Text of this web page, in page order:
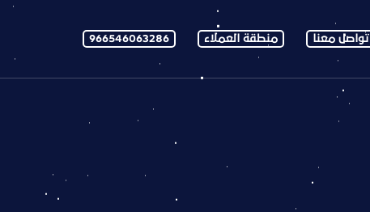
تواصل معنا منطقة العملاء 966546063286